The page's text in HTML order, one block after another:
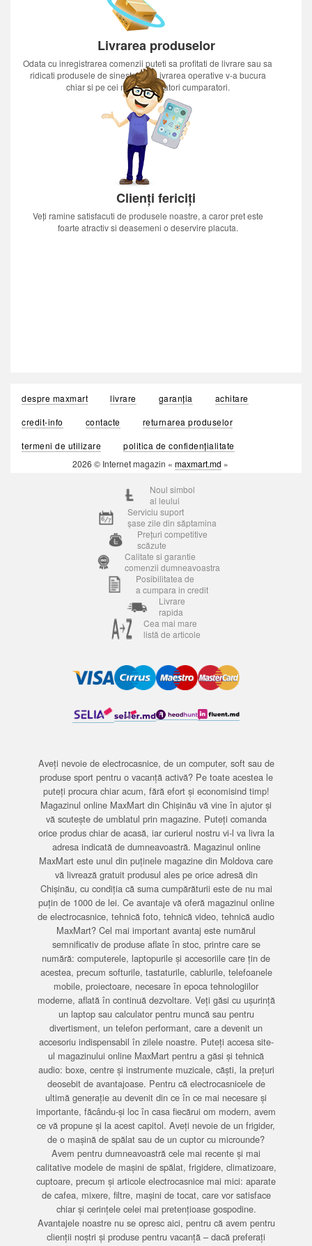
Livrarea produselor
Odata cu inregistrarea comenzii puteti sa profitati de livrare sau sa
ridicati produsele de sinestatator.Livrarea operative v-a bucura
chiar si pe cei mai nerabdatori cumparatori.
Clienți fericiți
Veți ramine satisfacuti de produsele noastre, a caror pret este
foarte atractiv si deasemeni o deservire placuta.
despre maxmart livrare garanția
achitare
credit-info
contacte
returnarea produselor
termeni de utilizare
politica de confidențialitate
2026 © Internet magazin « maxmart.md »
Noul simbol
al leului
Serviciu suport
șase zile din săptamina
Prețuri competitive
scăzute
Calitate si garantie
comenzii dumneavoastra
Posibilitatea de
a cumpara in credit
Livrare
rapida
Cea mai mare
listă de articole
Aveți nevoie de electrocasnice, de un computer, soft sau de
produse sport pentru o vacanță activă? Pe toate acestea le
puteți procura chiar acum, fără efort și economisind timp!
Magazinul online MaxMart din Chișinău vă vine în ajutor și
vă scutește de umblatul prin magazine. Puteți comanda
orice produs chiar de acasă, iar curierul nostru vi-l va livra la
adresa indicată de dumneavoastră. Magazinul online
MaxMart este unul din puținele magazine din Moldova care
vă livrează gratuit produsul ales pe orice adresă din
Chișinău, cu condiția că suma cumpărăturii este de nu mai
puțin de 1000 de lei. Ce avantaje vă oferă magazinul online
de electrocasnice, tehnică foto, tehnică video, tehnică audio
MaxMart? Cel mai important avantaj este numărul
semnificativ de produse aflate în stoc, printre care se
numără: computerele, laptopurile și accesoriile care țin de
acestea, precum softurile, tastaturile, cablurile, telefoanele
mobile, proiectoare, necesare în epoca tehnologiilor
moderne, aflată în continuă dezvoltare. Veți găsi cu ușurință
un laptop sau calculator pentru muncă sau pentru
divertisment, un telefon performant, care a devenit un
accesoriu indispensabil în zilele noastre. Puteți accesa site-
ul magazinului online MaxMart pentru a găsi și tehnică
audio: boxe, centre și instrumente muzicale, căști, la prețuri
deosebit de avantajoase. Pentru că electrocasnicele de
ultimă generație au devenit din ce în ce mai necesare și
importante, făcându-și loc în casa fiecărui om modern, avem
ce vă propune și la acest capitol. Aveți nevoie de un frigider,
de o mașină de spălat sau de un cuptor cu microunde?
Avem pentru dumneavoastră cele mai recente și mai
calitative modele de mașini de spălat, frigidere, climatizoare,
cuptoare, precum și articole electrocasnice mai mici: aparate
de cafea, mixere, filtre, mașini de tocat, care vor satisface
chiar și cerințele celei mai pretențioase gospodine.
Avantajele noastre nu se opresc aici, pentru că avem pentru
clienții noștri și produse pentru vacanță – dacă preferați